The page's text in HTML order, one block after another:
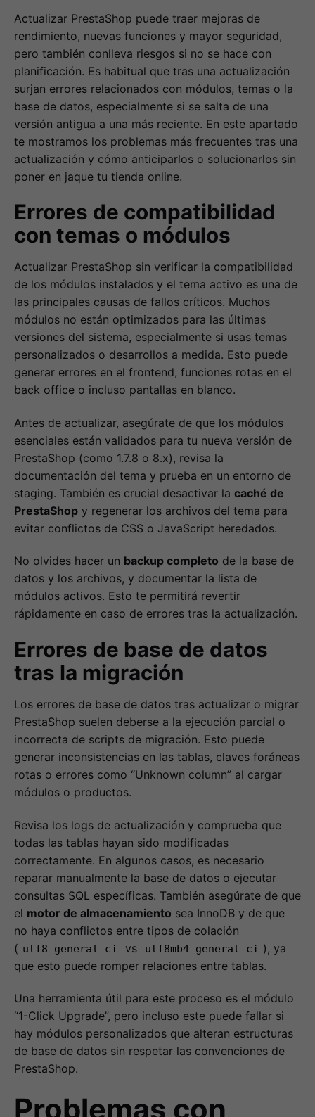
Actualizar PrestaShop puede traer mejoras de
rendimiento, nuevas funciones y mayor seguridad,
pero también conlleva riesgos si no se hace con
planificación. Es habitual que tras una actualización
surjan errores relacionados con módulos, temas o la
base de datos, especialmente si se salta de una
versión antigua a una más reciente. En este apartado
te mostramos los problemas más frecuentes tras una
actualización y cómo anticiparlos o solucionarlos sin
poner en jaque tu tienda online.
Errores de compatibilidad
con temas o módulos
Actualizar PrestaShop sin verificar la compatibilidad
de los módulos instalados y el tema activo es una de
las principales causas de fallos críticos. Muchos
módulos no están optimizados para las últimas
versiones del sistema, especialmente si usas temas
personalizados o desarrollos a medida. Esto puede
generar errores en el frontend, funciones rotas en el
back office o incluso pantallas en blanco.
Antes de actualizar, asegúrate de que los módulos
esenciales están validados para tu nueva versión de
PrestaShop (como 1.7.8 o 8.x), revisa la
documentación del tema y prueba en un entorno de
staging. También es crucial desactivar la caché de
PrestaShop y regenerar los archivos del tema para
evitar conflictos de CSS o JavaScript heredados.
No olvides hacer un backup completo de la base de
datos y los archivos, y documentar la lista de
módulos activos. Esto te permitirá revertir
rápidamente en caso de errores tras la actualización.
Errores de base de datos
tras la migración
Los errores de base de datos tras actualizar o migrar
PrestaShop suelen deberse a la ejecución parcial o
incorrecta de scripts de migración. Esto puede
generar inconsistencias en las tablas, claves foráneas
rotas o errores como “Unknown column” al cargar
módulos o productos.
Revisa los logs de actualización y comprueba que
todas las tablas hayan sido modificadas
correctamente. En algunos casos, es necesario
reparar manualmente la base de datos o ejecutar
consultas SQL específicas. También asegúrate de que
el motor de almacenamiento sea InnoDB y de que
no haya conflictos entre tipos de colación
( utf8_general_ci vs utf8mb4_general_ci ), ya
que esto puede romper relaciones entre tablas.
Una herramienta útil para este proceso es el módulo
“1-Click Upgrade”, pero incluso este puede fallar si
hay módulos personalizados que alteran estructuras
de base de datos sin respetar las convenciones de
PrestaShop.
Problemas con